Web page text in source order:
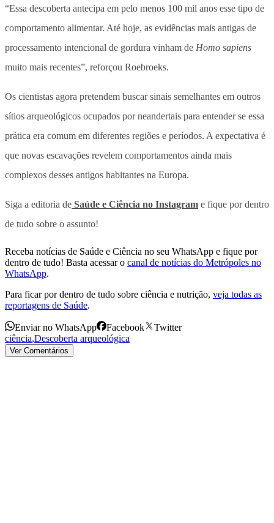
“Essa descoberta antecipa em pelo menos 100 mil anos esse tipo de
comportamento alimentar. Até hoje, as evidências mais antigas de
processamento intencional de gordura vinham de Homo sapiens
muito mais recentes”, reforçou Roebroeks.
Os cientistas agora pretendem buscar sinais semelhantes em outros
sítios arqueológicos ocupados por neandertais para entender se essa
prática era comum em diferentes regiões e períodos. A expectativa é
que novas escavações revelem comportamentos ainda mais
complexos desses antigos habitantes na Europa.
Siga a editoria de Saúde e Ciência no Instagram e fique por dentro
de tudo sobre o assunto!
Receba notícias de Saúde e Ciência no seu WhatsApp e fique por
dentro de tudo! Basta acessar o canal de notícias do Metrópoles no
WhatsApp.
Para ficar por dentro de tudo sobre ciência e nutrição, veja todas as
reportagens de Saúde.
Enviar no WhatsApp Facebook
Twitter
ciência,Descoberta arqueológica
Ver Comentários